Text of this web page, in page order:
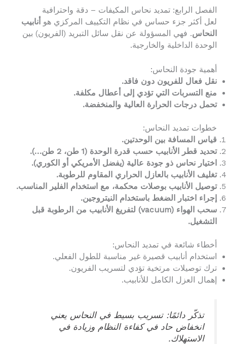
الفصل الرابع: تمديد نحاس المكيفات – دقة واحترافية
لعل أكثر جزء حساس في نظام التكييف المركزي هو أنابيب
النحاس. فهي المسؤولة عن نقل سائل التبريد (الفريون) بين
الوحدة الداخلية والخارجية.
أهمية جودة النحاس:
نقل فعال للفريون دون فاقد.
منع التسربات التي تؤدي إلى أعطال مكلفة.
تحمل درجات الحرارة العالية والمنخفضة.
خطوات تمديد النحاس:
قياس المسافة بين الوحدتين.
تحديد قطر الأنابيب حسب قدرة الوحدة (1 طن، 2 طن…).
اختيار نحاس ذو جودة عالية (يفضل الأمريكي أو الكوري).
تغليف الأنابيب بالعازل الحراري المقاوم للرطوبة.
توصيل الأنابيب بوصلات محكمة، مع استخدام الفلير المناسب.
إجراء اختبار الضغط باستخدام النيتروجين.
سحب الهواء (vacuum) لتفريغ الأنابيب من الرطوبة قبل
التشغيل.
أخطاء شائعة في تمديد النحاس:
استخدام أنابيب قصيرة غير مناسبة للطول الفعلي.
ترك توصيلات مرتخية تؤدي لتسريب الفريون.
إهمال العزل الكامل للأنابيب.
تذكّر دائمًا: تسريب بسيط في النحاس يعني
انخفاض حاد في كفاءة النظام وزيادة في
الاستهلاك.